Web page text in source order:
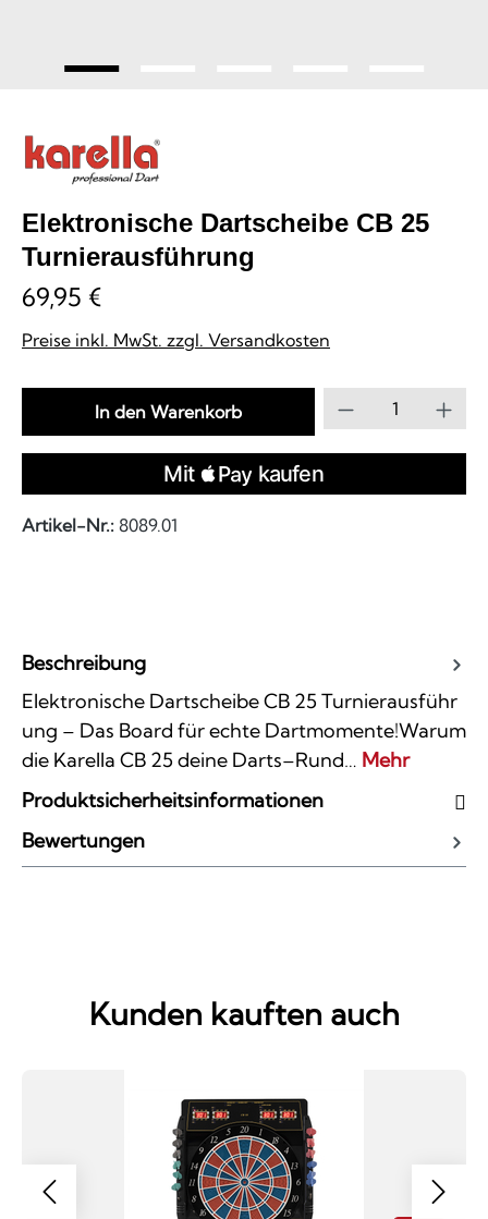
Elektronische Dartscheibe CB 25
Turnierausführung
69,95 €
Preise inkl. MwSt. zzgl. Versandkosten
Produkt
In den Warenkorb
Artikel-Nr.: 8089.01
Beschreibung
Elektronische Dartscheibe CB 25 Turnierausführ
ung – Das Board für echte Dartmomente!Warum
die Karella CB 25 deine Darts–Rund… Mehr
Produktsicherheitsinformationen
Bewertungen
Kunden kauften auch